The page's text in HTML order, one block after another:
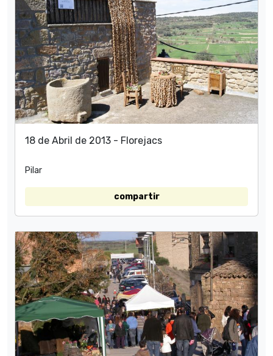
18 de Abril de 2013 - Florejacs
Pilar
compartir